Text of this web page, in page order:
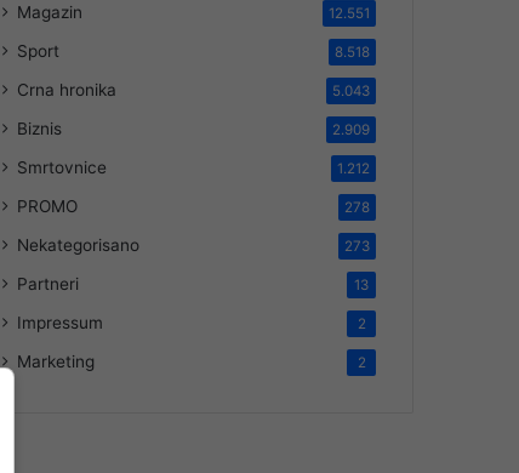
Magazin 12.551
Sport 8.518
Crna hronika 5.043
Biznis 2.909
Smrtovnice 1.212
PROMO 278
Nekategorisano 273
Partneri 13
Impressum 2
Marketing 2